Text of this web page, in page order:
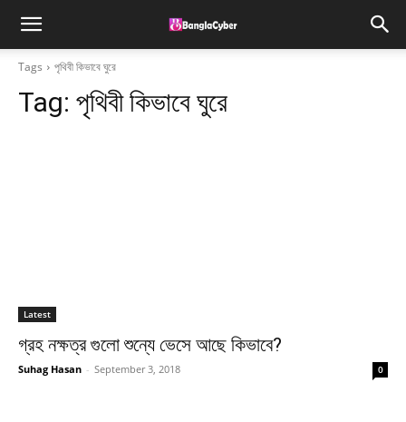
Tags পৃথিবী কিভাবে ঘুরে
Tag: পৃথিবী কিভাবে ঘুরে
Latest
গ্রহ নক্ষত্র গুলো শুন্যে ভেসে আছে কিভাবে?
Suhag Hasan - September 3, 2018 0